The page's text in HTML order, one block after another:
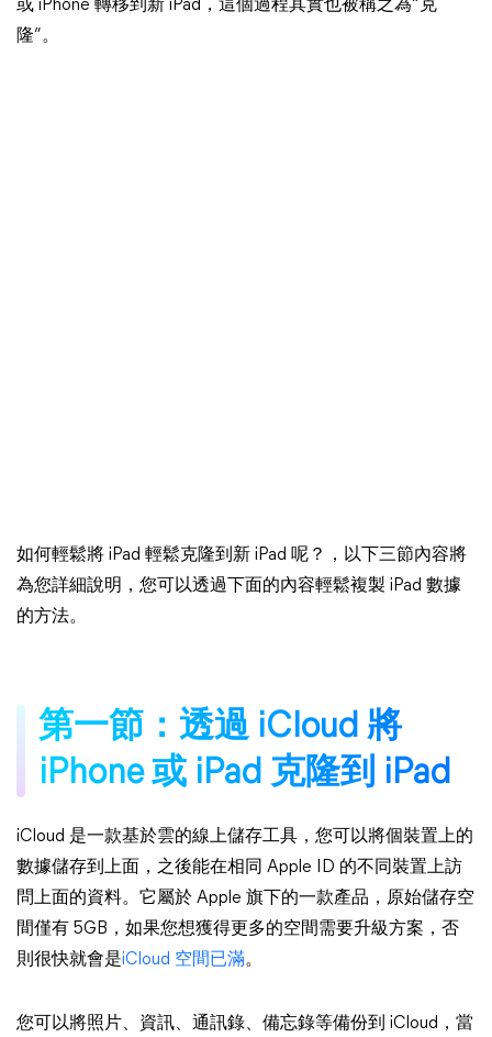
或 iPhone 轉移到新 iPad，這個過程其實也被稱之為“克
隆”。
如何輕鬆將 iPad 輕鬆克隆到新 iPad 呢？，以下三節內容將
為您詳細說明，您可以透過下面的內容輕鬆複製 iPad 數據
的方法。
第一節：透過 iCloud 將
iPhone 或 iPad 克隆到 iPad
iCloud 是一款基於雲的線上儲存工具，您可以將個裝置上的
數據儲存到上面，之後能在相同 Apple ID 的不同裝置上訪
問上面的資料。它屬於 Apple 旗下的一款產品，原始儲存空
間僅有 5GB，如果您想獲得更多的空間需要升級方案，否
則很快就會是iCloud 空間已滿。
您可以將照片、資訊、通訊錄、備忘錄等備份到 iCloud，當